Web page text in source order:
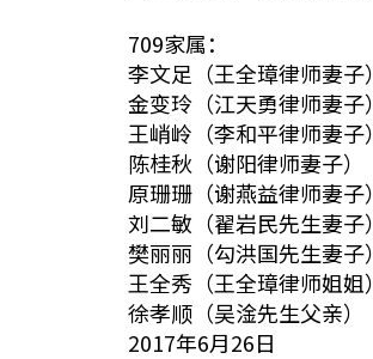
709家属：
李文足（王全璋律师妻子）
金变玲（江天勇律师妻子）
王峭岭（李和平律师妻子）
陈桂秋（谢阳律师妻子）
原珊珊（谢燕益律师妻子）
刘二敏（翟岩民先生妻子）
樊丽丽（勾洪国先生妻子）
王全秀（王全璋律师姐姐）
徐孝顺（吴淦先生父亲）
2017年6月26日